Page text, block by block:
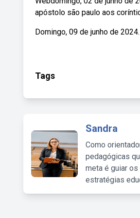
apóstolo são paulo aos
Domingo, 09 de junho de
Tags
Sandra
Como
pedagógicas
meta é guiar
estratégias